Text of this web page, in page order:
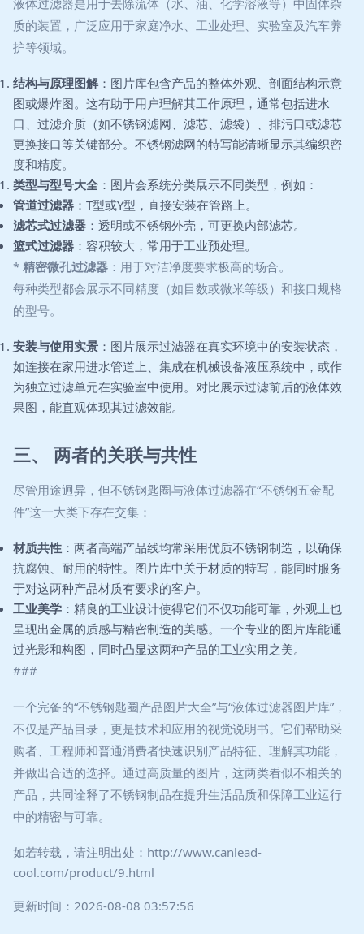
液体过滤器是用于去除流体（水、油、化学溶液等）中固体杂
质的装置，广泛应用于家庭净水、工业处理、实验室及汽车养
护等领域。
结构与原理图解：图片库包含产品的整体外观、剖面结构示意
图或爆炸图。这有助于用户理解其工作原理，通常包括进水
口、过滤介质（如不锈钢滤网、滤芯、滤袋）、排污口或滤芯
更换接口等关键部分。不锈钢滤网的特写能清晰显示其编织密
度和精度。
类型与型号大全 ：图片会系统分类展示不同类型，例如：
管道过滤器 ：T型或Y型，直接安装在管路上。
滤芯式过滤器 ：透明或不锈钢外壳，可更换内部滤芯。
篮式过滤器 ：容积较大，常用于工业预处理。
* 精密微孔过滤器 ：用于对洁净度要求极高的场合。
每种类型都会展示不同精度（如目数或微米等级）和接口规格
的型号。
安装与使用实景 ：图片展示过滤器在真实环境中的安装状态，
如连接在家用进水管道上、集成在机械设备液压系统中，或作
为独立过滤单元在实验室中使用。对比展示过滤前后的液体效
果图，能直观体现其过滤效能。
三、 两者的关联与共性
尽管用途迥异，但不锈钢匙圈与液体过滤器在“不锈钢五金配
件”这一大类下存在交集：
材质共性 ：两者高端产品线均常采用优质不锈钢制造，以确保
抗腐蚀、耐用的特性。图片库中关于材质的特写，能同时服务
于对这两种产品材质有要求的客户。
工业美学 ：精良的工业设计使得它们不仅功能可靠，外观上也
呈现出金属的质感与精密制造的美感。一个专业的图片库能通
过光影和构图，同时凸显这两种产品的工业实用之美。
###
一个完备的“不锈钢匙圈产品图片大全”与“液体过滤器图片库”，
不仅是产品目录，更是技术和应用的视觉说明书。它们帮助采
购者、工程师和普通消费者快速识别产品特征、理解其功能，
并做出合适的选择。通过高质量的图片，这两类看似不相关的
产品，共同诠释了不锈钢制品在提升生活品质和保障工业运行
中的精密与可靠。
如若转载，请注明出处：http://www.canlead-
cool.com/product/9.html
更新时间：2026-08-08 03:57:56